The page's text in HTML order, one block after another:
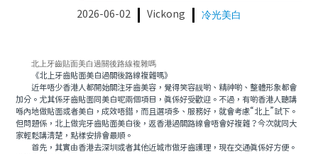
2026-06-02 Vickong 冷光美白
北上牙齒貼面美白過關後路線複雜嗎
《北上牙齒貼面美白過關後路線複雜嗎》
近年唔少香港人都開始關注牙齒美容，覺得笑容靓啲、精神啲、整體形象都會
加分。尤其係牙齒貼面同美白呢兩個項目，真係好受歡迎。不過，有啲香港人聽講
喺內地做貼面或者美白，成效唔錯，而且選項多、服務好，就會考慮“北上”試下。
但問題係，北上做完牙齒貼面美白後，返香港過關路線會唔會好複雜？今次就同大
家輕鬆講清楚，點樣安排會最順。
首先，其實由香港去深圳或者其他近城市做牙齒護理，現在交通真係好方便。